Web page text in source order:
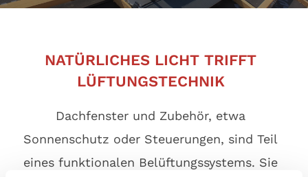
NATÜRLICHES LICHT TRIFFT
LÜFTUNGSTECHNIK
Dachfenster und Zubehör, etwa
Sonnenschutz oder Steuerungen, sind Teil
eines funktionalen Belüftungssystems. Sie